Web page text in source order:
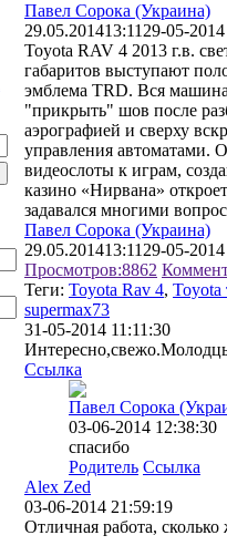
Павел Сорока (Украина)
29.05.201413:11 29-05-
Toyota RAV 4 2013 г.в.
габаритов выступают
эмблема TRD. Вся
"прикрыть" шов после
аэрографией и сверху
управления автоматами.
видеослоты к играм,
казино «Нирвана»
задавался многими
Павел Сорока (Украина)
29.05.201413:11 29-05-
Просмотров:8862
Теги: Toyota Rav 4, Toyota
supermax73
31-05-2014 11:11:30
Ссылка
Павел Сорока
03-06-2014 12:38:30
спасибо
Родитель Ссылка
Alex Zed
03-06-2014 21:59:19
Отличная работа,